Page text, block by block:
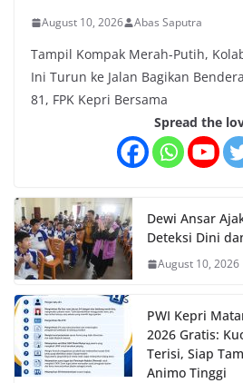
August 10, 2026 Abas Saputra
Tampil Kompak Merah-Putih,
Ini Turun ke Jalan Bagikan
81, FPK Kepri Bersama
Spread the
Dewi Ansar
Deteksi Dini
August 10, 2026
PWI Kepri
2026 Gratis:
Terisi, Siap
Animo Tinggi